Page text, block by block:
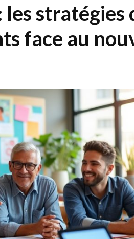
stratégies
face au